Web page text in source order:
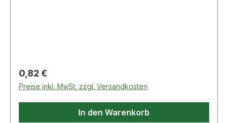
Regulärer Preis:
0,82 €
Preise inkl. MwSt. zzgl. Versandkosten
In den Warenkorb